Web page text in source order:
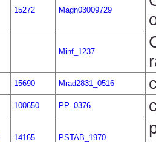
15272 Magn03009729
Minf_1237
15690 Mrad2831_0516
100650 PP_0376
14165 PSTAB_1970